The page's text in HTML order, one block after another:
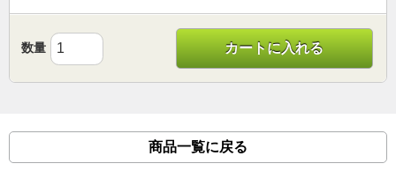
数量 カートに入れる
商品一覧に戻る